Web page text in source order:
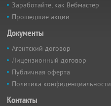
Заработайте, как Вебмастер
Прошедшие акции
Документы
Агентский договор
Лицензионный договор
Публичная оферта
Политика конфиденциальности
Контакты